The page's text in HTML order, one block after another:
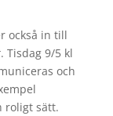
också in till
. Tisdag 9/5 kl
och
roligt sätt.